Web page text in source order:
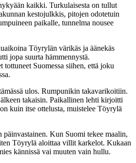
kaikki. Turkulaisesta on tullut
kestojulkkis, pitojen odotetuin
paikalle, tunnelma nousee
Töyrylän värikäs ja äänekäs
jopa suurta hämmennystä.
tottuneet Suomessa siihen, että joku
ulos. Rumpunikin takavarikoitiin.
takaisin. Paikallinen lehti kirjoitti
kuin itse ottelusta, muistelee Töyrylä
Kun Suomi tekee maalin,
Töyrylä aloittaa villit karkelot. Kukaan
kännissä vai muuten vain hullu.